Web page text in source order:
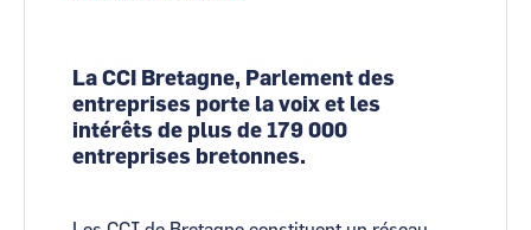
La CCI Bretagne, Parlement des
entreprises porte la voix et les
intérêts de plus de 179 000
entreprises bretonnes.